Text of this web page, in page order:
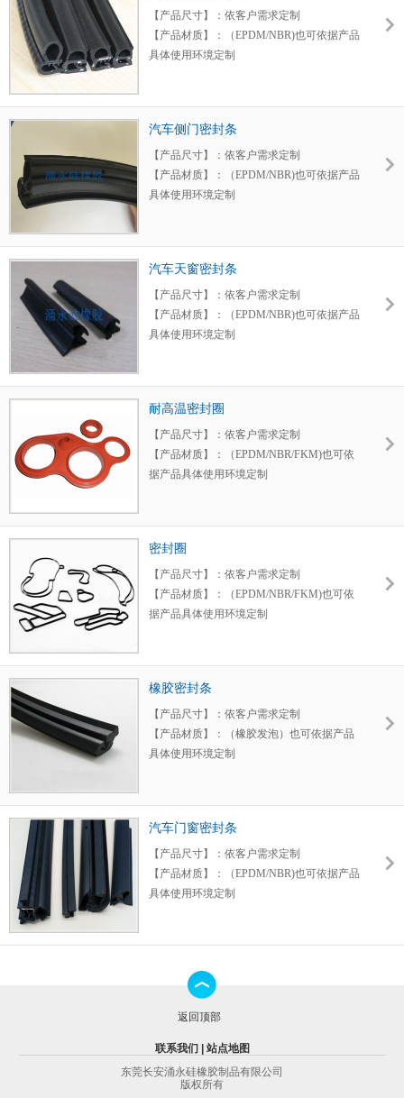
震密封等作用，质量可靠。
【产品尺寸】：依客户需求定制
【产品材质】：（EPDM/NBR)也可依据产品
具体使用环境定制
【应用领域】：汽车门窗密封领域，具有减
震密封等作用，质量可靠。
汽车侧门密封条
【产品尺寸】：依客户需求定制
【产品材质】：（EPDM/NBR)也可依据产品
具体使用环境定制
【应用领域】：汽车门窗密封领域，具有减
震密封等作用，质量可靠。
汽车天窗密封条
【产品尺寸】：依客户需求定制
【产品材质】：（EPDM/NBR)也可依据产品
具体使用环境定制
【应用领域】：汽车门窗密封领域，具有减
震密封等作用，质量可靠。
耐高温密封圈
【产品尺寸】：依客户需求定制
【产品材质】：（EPDM/NBR/FKM)也可依
据产品具体使用环境定制
【应用领域】：广泛应用于汽车等各种机械
密封领域，
密封圈
【产品尺寸】：依客户需求定制
【产品材质】：（EPDM/NBR/FKM)也可依
据产品具体使用环境定制
【应用领域】：广泛应用于汽车等各种机械
密封领域，
橡胶密封条
【产品尺寸】：依客户需求定制
【产品材质】：（橡胶发泡）也可依据产品
具体使用环境定制
【应用领域】：汽车门窗，等各种机械设
备。
汽车门窗密封条
【产品尺寸】：依客户需求定制
【产品材质】：（EPDM/NBR)也可依据产品
具体使用环境定制
【应用领域】：汽车门窗密封领域，具有减
震密封等作用，质量可靠。
返回顶部
联系我们
站点地图
东莞长安涌永硅橡胶制品有限公司
版权所有